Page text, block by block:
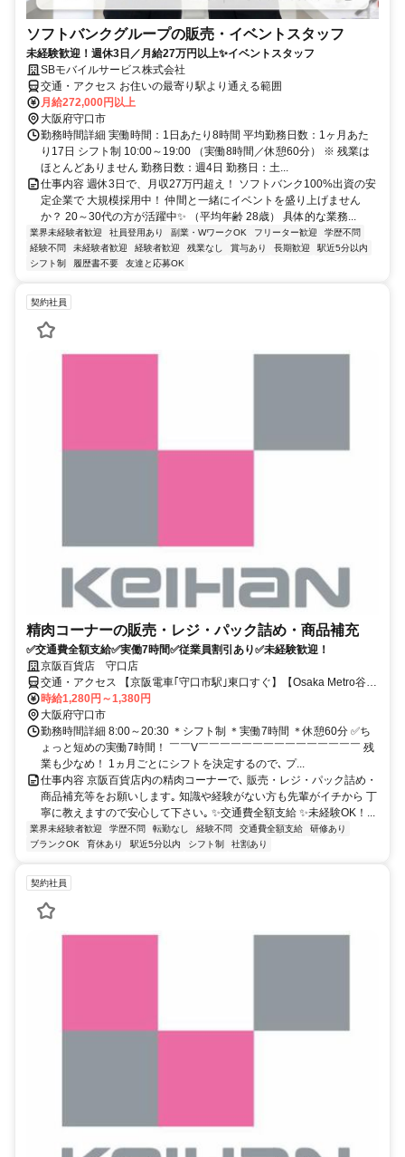
ソフトバンクグループの販売・イベントスタッフ
未経験歓迎！週休3日／月給27万円以上✨イベントスタッフ
SBモバイルサービス株式会社
交通・アクセス お住いの最寄り駅より通える範囲
月給272,000円以上
大阪府守口市
勤務時間詳細 実働時間：1日あたり8時間 平均勤務日数：1ヶ月あた
り17日 シフト制 10:00～19:00 （実働8時間／休憩60分） ※ 残業は
ほとんどありません 勤務日数：週4日 勤務日：土...
仕事内容 週休3日で、月収27万円超え！ ソフトバンク100%出資の安
定企業で 大規模採用中！ 仲間と一緒にイベントを盛り上げません
か？ 20～30代の方が活躍中✨ （平均年齢 28歳） 具体的な業務...
業界未経験者歓迎 社員登用あり 副業・WワークOK フリーター歓迎
学歴不問
経験不問
未経験者歓迎 経験者歓迎 残業なし 賞与あり 長期歓迎
駅近5分以内
シフト制
履歴書不要 友達と応募OK
契約社員
精肉コーナーの販売・レジ・パック詰め・商品補充
✅交通費全額支給✅実働7時間✅従業員割引あり✅未経験歓迎！
京阪百貨店 守口店
交通・アクセス 【京阪電車｢守口市駅｣東口すぐ】【Osaka Metro谷町
線 ｢守口駅｣下車、徒歩5分】
時給1,280円～1,380円
大阪府守口市
勤務時間詳細 8:00～20:30 ＊シフト制 ＊実働7時間 ＊休憩60分 ✅ち
ょっと短めの実働7時間！ ￣￣V￣￣￣￣￣￣￣￣￣￣￣￣￣￣￣ 残
業も少なめ！ 1ヵ月ごとにシフトを決定するので､ プ...
仕事内容 京阪百貨店内の精肉コーナーで､ 販売・レジ・パック詰め・
商品補充等をお願いします｡ 知識や経験がない方も先輩がイチから 丁
寧に教えますので安心して下さい｡ ✨交通費全額支給 ✨未経験OK！...
業界未経験者歓迎 学歴不問 転勤なし 経験不問 交通費全額支給
研修あり
ブランクOK
育休あり 駅近5分以内 シフト制 社割あり
契約社員